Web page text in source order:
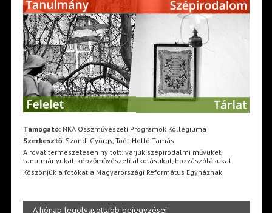
Támogató:NKA Összművészeti Programok Kollégiuma
Szerkesztő:Szondi György, Toót-Holló Tamás
A rovat természetesen nyitott: várjuk szépirodalmi művüket,
tanulmányukat, képzőművészeti alkotásukat, hozzászólásukat.
Köszönjük a fotókat a Magyarországi Református Egyháznak
A hónap legolvasottabb bejegyzései